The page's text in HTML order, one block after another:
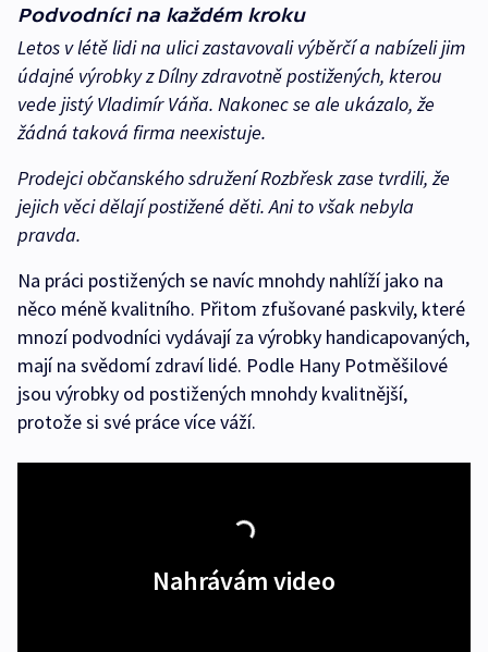
Podvodníci na každém kroku
Letos v létě lidi na ulici zastavovali výběrčí a nabízeli jim
údajné výrobky z Dílny zdravotně postižených, kterou
vede jistý Vladimír Váňa. Nakonec se ale ukázalo, že
žádná taková firma neexistuje.
Prodejci občanského sdružení Rozbřesk zase tvrdili, že
jejich věci dělají postižené děti. Ani to však nebyla
pravda.
Na práci postižených se navíc mnohdy nahlíží jako na
něco méně kvalitního. Přitom zfušované paskvily, které
mnozí podvodníci vydávají za výrobky handicapovaných,
mají na svědomí zdraví lidé. Podle Hany Potměšilové
jsou výrobky od postižených mnohdy kvalitnější,
protože si své práce více váží.
Nahrávám video